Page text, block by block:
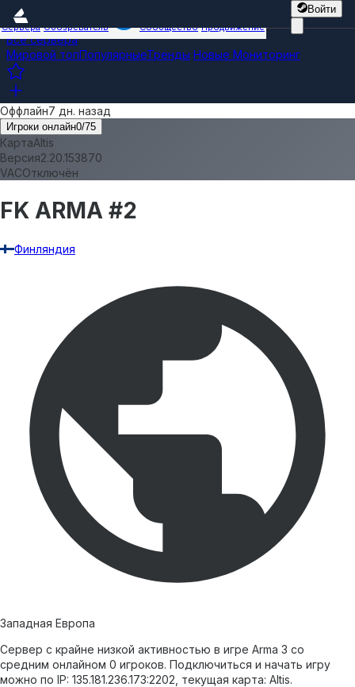
Войти
Сервера Обозреватель Сообщество Продвижение
Все сервера
Мировой топПопулярныеТренды Новые Мониторинг
FK ARMA #2
Финляндия
Западная Европа
Сервер с крайне низкой активностью в игре Arma 3 со
средним онлайном 0 игроков. Подключиться и начать игру
можно по IP: 135.181.236.173:2202, текущая карта: Altis.
Оффлайн7 дн. назад
Игроки онлайн0/75
КартаAltis
Версия2.20.153870
VACОтключён